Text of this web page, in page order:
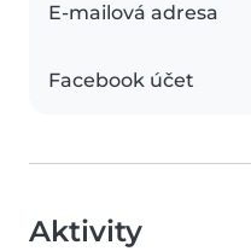
E-mailová adresa
Facebook účet
Aktivity